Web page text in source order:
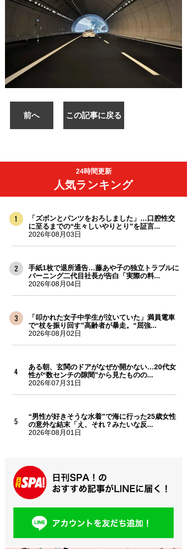
前へ この記事に戻る
24時間更新
人気ランキング
「ズボンとパンツをおろしました」…口腔性交
に至るまでの“生々しいやりとり”を証言...
2026年08月03日
手紙1枚で退所通告…藤あや子の独立トラブルに
バーニング二代目社長が告白「実際の料...
2026年08月04日
「叩かれた女子中学生が泣いていた」満員電車
で“杖を振り回す”高齢者が暴走。“屈強...
2026年08月02日
ある朝、玄関のドアがなぜか開かない…20代女
性が“数センチの隙間”から見たものの...
2026年07月31日
“男性が好きそうな水着”で海に行った25歳女性
の意外な結末「え、それ？みたいな反...
2026年08月01日